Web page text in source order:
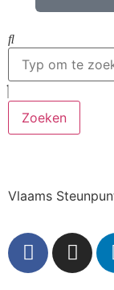
Zoeken
Vlaams